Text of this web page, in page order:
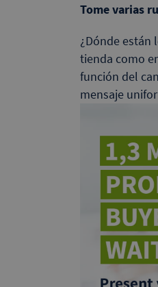
Tome varias
¿Dónde están
tienda como
función del
mensaje